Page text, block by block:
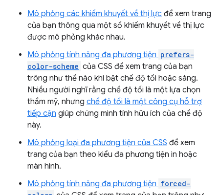
Mô phỏng các khiếm khuyết về thị lực để xem trang
của bạn thông qua một số khiếm khuyết về thị lực
được mô phỏng khác nhau.
Mô phỏng tính năng đa phương tiện prefers-
color-scheme của CSS để xem trang của bạn
trông như thế nào khi bật chế độ tối hoặc sáng.
Nhiều người nghĩ rằng chế độ tối là một lựa chọn
thẩm mỹ, nhưng chế độ tối là một công cụ hỗ trợ
tiếp cận giúp chứng minh tính hữu ích của chế độ
này.
Mô phỏng loại đa phương tiện của CSS để xem
trang của bạn theo kiểu đa phương tiện in hoặc
màn hình.
Mô phỏng tính năng đa phương tiện forced-